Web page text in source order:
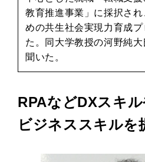
教育推進事業」に採択さ
めの共生社会実現力育成
た。同大学教授の河野純
聞いた。
RPAなどDXスキ
ビジネススキルを